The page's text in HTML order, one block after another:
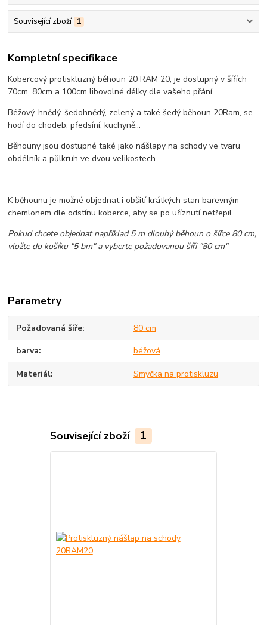
Související zboží 1
Kompletní specifikace
Kobercový protiskluzný běhoun 20 RAM 20, je dostupný v šířích
70cm, 80cm a 100cm libovolné délky dle vašeho přání.
Béžový, hnědý, šedohnědý, zelený a také šedý běhoun 20Ram, se
hodí do chodeb, předsíní, kuchyně...
Běhouny jsou dostupné také jako nášlapy na schody ve tvaru
obdélník a půlkruh ve dvou velikostech.
K běhounu je možné objednat i obšití krátkých stan barevným
chemlonem dle odstínu koberce, aby se po uříznutí netřepil.
Pokud chcete objednat například 5 m dlouhý běhoun o šířce 80 cm,
vložte do košíku "5 bm" a vyberte požadovanou šíři "80 cm"
Parametry
Požadovaná šíře 80 cm
barva béžová
Materiál Smyčka na protiskluzu
Související zboží 1